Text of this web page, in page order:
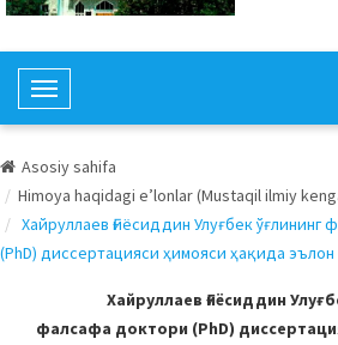
T
o
g
e
N
v
Asosiy sahifa
Himoya haqidagi e’lonlar (Mustaqil ilmiy
Хайруллаев Ғиёсиддин Улуғбек ўғлининг
(PhD) диссертацияси ҳимояси ҳақида эълон
Хайруллаев Ғиёсиддин
фалсафа доктори (PhD)